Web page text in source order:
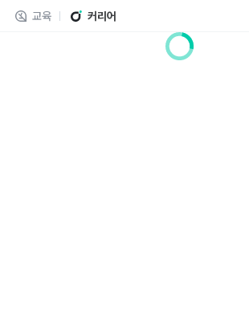
교육 커리어